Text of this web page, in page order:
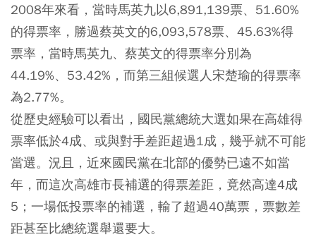
2008年來看，當時馬英九以6,891,139票、51.60%
的得票率，勝過蔡英文的6,093,578票、45.63%得
票率，當時馬英九、蔡英文的得票率分別為
44.19%、53.42%，而第三組候選人宋楚瑜的得票率
為2.77%。
從歷史經驗可以看出，國民黨總統大選如果在高雄得
票率低於4成、或與對手差距超過1成，幾乎就不可能
當選。 況且，近來國民黨在北部的優勢已遠不如當
年，而這次高雄市長補選的得票差距，竟然高達4成
5 ；一場低投票率的補選，輸了超過40萬票，票數差
距甚至比總統選舉還要大。